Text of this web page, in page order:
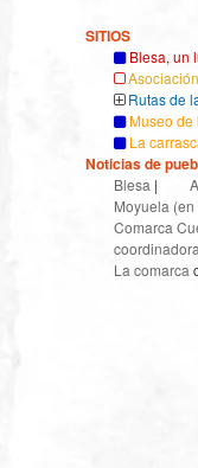
SITIOS
Blesa, un
Rutas de
Museo de
La
Noticias de
Blesa |
Moyuela (en
Comarca
La comarca